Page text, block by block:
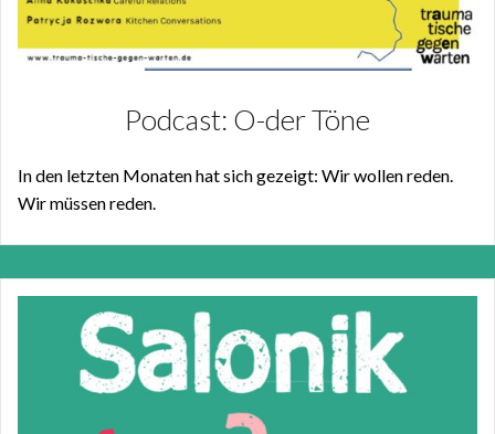
Podcast: O-der Töne
In den letzten Monaten hat sich gezeigt: Wir wollen reden.
Wir müssen reden.